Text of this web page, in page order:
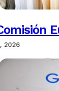
2026